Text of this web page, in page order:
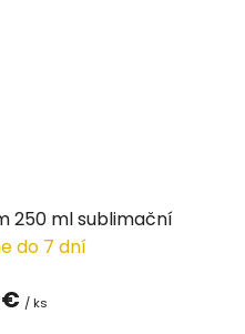
250 ml sublimační
do 7 dní
€ / ks